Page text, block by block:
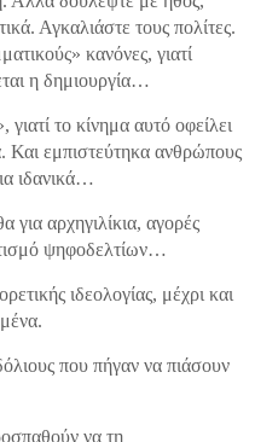
Αγκαλιάστε τους πολίτες.
κανόνες, γιατί
η δημιουργία…
το κίνημα αυτό οφείλει
Και εμπιστεύτηκα ανθρώπους
ιδανικά…
αρχηγιλίκια, αγορές
ψηφοδελτίων…
ιδεολογίας, μέχρι και
που πήγαν να πιάσουν
να τη